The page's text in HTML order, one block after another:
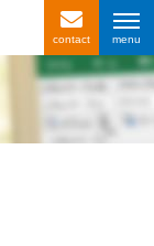
contact